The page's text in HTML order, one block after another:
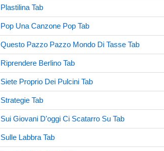
Plastilina Tab
Pop Una Canzone Pop Tab
Questo Pazzo Pazzo Mondo Di Tasse Tab
Riprendere Berlino Tab
Siete Proprio Dei Pulcini Tab
Strategie Tab
Sui Giovani D'oggi Ci Scatarro Su Tab
Sulle Labbra Tab